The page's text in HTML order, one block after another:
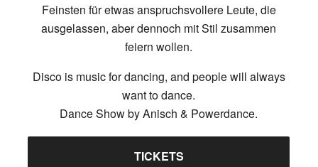
Feinsten für etwas anspruchsvollere Leute, die
ausgelassen, aber dennoch mit Stil zusammen
feiern wollen.
Disco is music for dancing, and people will always
want to dance.
Dance Show by Anisch & Powerdance.
TICKETS